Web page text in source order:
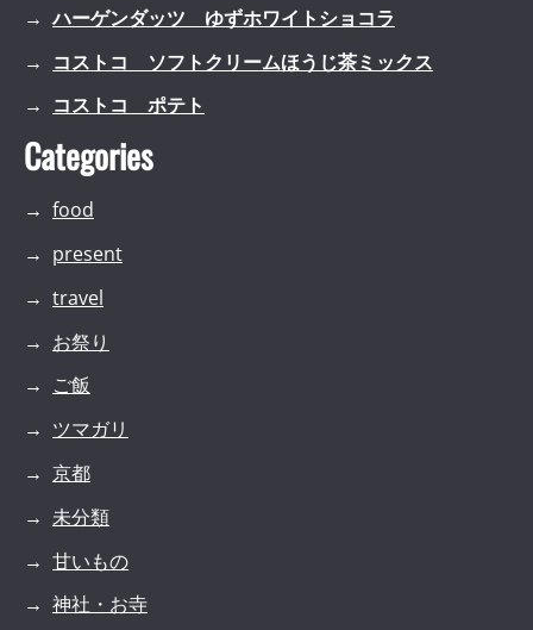
ハーゲンダッツ ゆずホワイトショコラ
コストコ ソフトクリームほうじ茶ミックス
コストコ ポテト
Categories
food
present
travel
お祭り
ご飯
ツマガリ
京都
未分類
甘いもの
神社・お寺